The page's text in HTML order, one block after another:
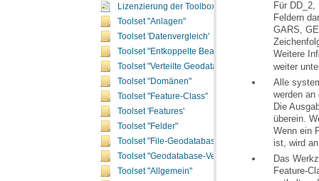
Lizenzierung der Toolbox "Data Management"
Toolset "Anlagen"
Toolset 'Datenvergleich'
Toolset "Entkoppelte Bearbeitung"
Toolset "Verteilte Geodatabase"
Toolset "Domänen"
Toolset "Feature-Class"
Toolset 'Features'
Toolset "Felder"
Toolset "File-Geodatabase"
Toolset "Geodatabase-Verwaltung"
Toolset "Allgemein"
Feldern
Weitere
weiter
werden an
überein.
ist, wird
Das